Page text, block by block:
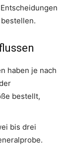
haben je nach
bestellt,
bis drei